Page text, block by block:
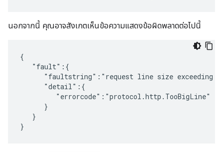
นอกจากนี้ คุณอาจสังเกตเห็นข้อความแสดงข้อผิดพลาดต่อไปนี้
{
   "fault":{
"faultstring":"request line size exceeding
      "detail":{
         "errorcode":"protocol.http.TooBigLine"
      }
   }
}